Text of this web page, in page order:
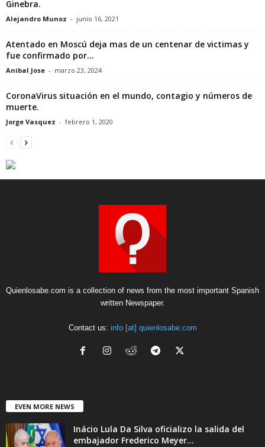
Ginebra.
Alejandro Munoz - junio 16, 2021
Atentado en Moscú deja mas de un centenar de victimas y
fue confirmado por...
Anibal Jose - marzo 23, 2024
CoronaVirus situación en el mundo, contagio y números de
muerte.
Jorge Vasquez - febrero 1, 2020
Quienlosabe.com is a collection of news from the most important Spanish
written Newspaper.
Contact us: info [at] quienlosabe.com
EVEN MORE NEWS
Inácio Lula Da Silva oficializo la salida del
embajador Frederico Meyer...